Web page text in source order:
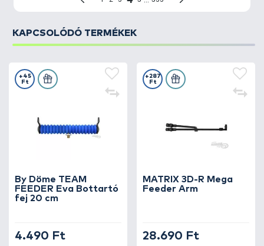
KAPCSOLÓDÓ TERMÉKEK
By Döme TEAM
FEEDER Eva Bottartó
fej 20 cm
+45
Ft
4.490 Ft
MATRIX 3D-R Mega
Feeder Arm
+287
Ft
28.690 Ft